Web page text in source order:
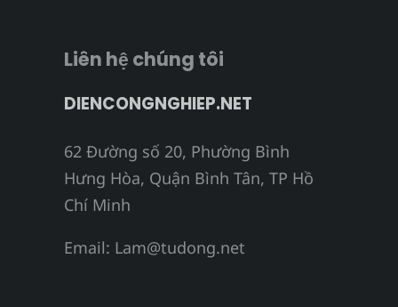
Liên hệ chúng tôi
DIENCONGNGHIEP.NET
62 Đường số 20, Phường Bình
Hưng Hòa, Quận Bình Tân, TP Hồ
Chí Minh
Email: Lam@tudong.net